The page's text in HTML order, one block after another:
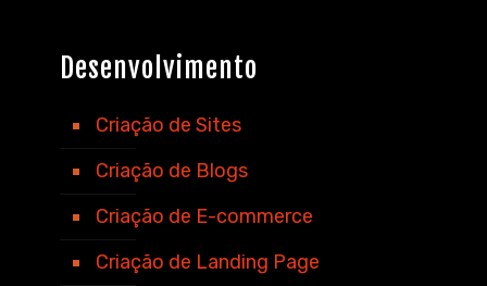
Desenvolvimento
Criação de Sites
Criação de Blogs
Criação de E-commerce
Criação de Landing Page